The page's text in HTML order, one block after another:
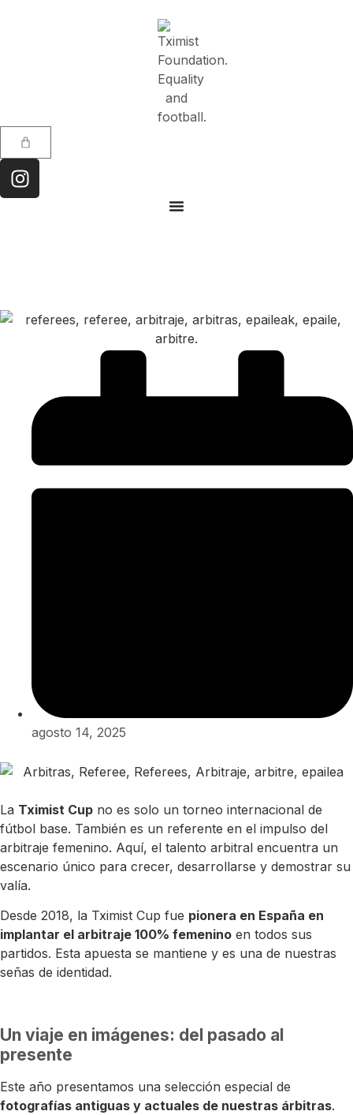
agosto 14, 2025
La Tximist Cup no es solo un torneo internacional de
fútbol base. También es un referente en el impulso del
arbitraje femenino. Aquí, el talento arbitral encuentra un
escenario único para crecer, desarrollarse y demostrar su
valía.
Desde 2018, la Tximist Cup fue pionera en España en
implantar el arbitraje 100% femenino en todos sus
partidos. Esta apuesta se mantiene y es una de nuestras
señas de identidad.
Un viaje en imágenes: del pasado al
presente
Este año presentamos una selección especial de
fotografías antiguas y actuales de nuestras árbitras.